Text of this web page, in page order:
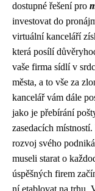
dostupné řešení pro
investovat do
virtuální kanceláří
která posílí
vaše firma sídlí v
města, a to vše za
kancelář vám dále
jako je přebírání
zasedacích
rozvoj svého
museli starat o
úspěšných firem
ní etablovat na trhu.